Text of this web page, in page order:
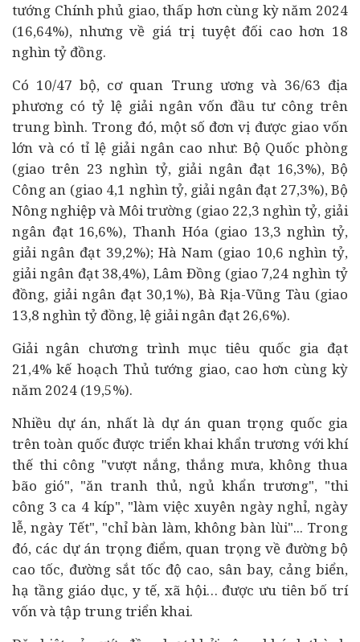
tướng Chính phủ giao, thấp hơn cùng kỳ năm 2024
(16,64%), nhưng về giá trị tuyệt đối cao hơn 18
nghìn tỷ đồng.
Có 10/47 bộ, cơ quan Trung ương và 36/63 địa
phương có tỷ lệ giải ngân vốn đầu tư công trên
trung bình. Trong đó, một số đơn vị được giao vốn
lớn và có tỉ lệ giải ngân cao như: Bộ Quốc phòng
(giao trên 23 nghìn tỷ, giải ngân đạt 16,3%), Bộ
Công an (giao 4,1 nghìn tỷ, giải ngân đạt 27,3%), Bộ
Nông nghiệp và Môi trường (giao 22,3 nghìn tỷ, giải
ngân đạt 16,6%), Thanh Hóa (giao 13,3 nghìn tỷ,
giải ngân đạt 39,2%); Hà Nam (giao 10,6 nghìn tỷ,
giải ngân đạt 38,4%), Lâm Đồng (giao 7,24 nghìn tỷ
đồng, giải ngân đạt 30,1%), Bà Rịa-Vũng Tàu (giao
13,8 nghìn tỷ đồng, lệ giải ngân đạt 26,6%).
Giải ngân chương trình mục tiêu quốc gia đạt
21,4% kế hoạch Thủ tướng giao, cao hơn cùng kỳ
năm 2024 (19,5%).
Nhiều dự án, nhất là dự án quan trọng quốc gia
trên toàn quốc được triển khai khẩn trương với khí
thế thi công "vượt nắng, thắng mưa, không thua
bão gió", "ăn tranh thủ, ngủ khẩn trương", "thi
công 3 ca 4 kíp", "làm việc xuyên ngày nghỉ, ngày
lễ, ngày Tết", "chỉ bàn làm, không bàn lùi"... Trong
đó, các dự án trọng điểm, quan trọng về đường bộ
cao tốc, đường sắt tốc độ cao, sân bay, cảng biển,
hạ tầng giáo dục, y tế, xã hội… được ưu tiên bố trí
vốn và tập trung triển khai.